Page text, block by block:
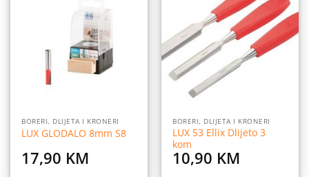
BORERI, DLIJETA I KRONERI
LUX GLODALO 8mm S8
17,90 KM
Dodaj
na
listu
želja
BORERI, DLIJETA I KRONERI
LUX 53 Ellix Dlijeto 3
kom
10,90 KM